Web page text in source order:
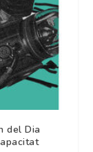
del Dia